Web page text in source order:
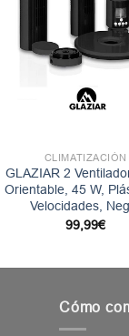
CLIMATIZACIÓN
GLAZIAR 2
Orientable, 45 W,
Velocidades,
99,99€
Cómo